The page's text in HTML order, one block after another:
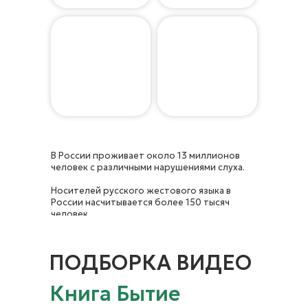
В России проживает около 13 миллионов
человек с различными нарушениями слуха.
Носителей русского жестового языка в
России насчитывается более 150 тысяч
человек.
Книга Бытие
ПОДБОРКА ВИДЕО